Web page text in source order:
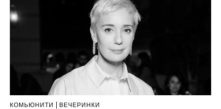
КОМЬЮНИТИ ВЕЧЕРИНКИ